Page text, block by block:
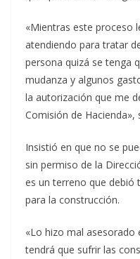
«Mientras este proceso
atendiendo para tratar
persona quizá se tenga
mudanza y algunos
la autorización que me
Comisión de Hacienda»,
Insistió en que no se
sin permiso de la
es un terreno que debió
para la construcción.
«Lo hizo mal asesorado
tendrá que sufrir las